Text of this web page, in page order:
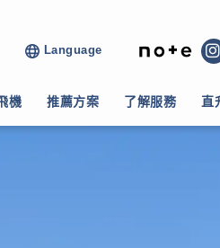
Language
機 推薦方案 了解服務 直